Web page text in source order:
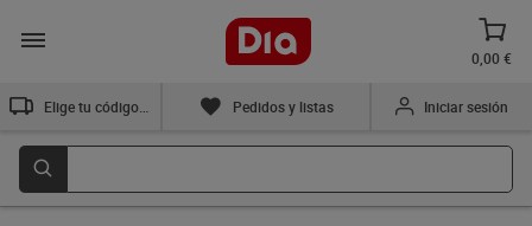
0,00 €
Pedidos y listas Iniciar sesión